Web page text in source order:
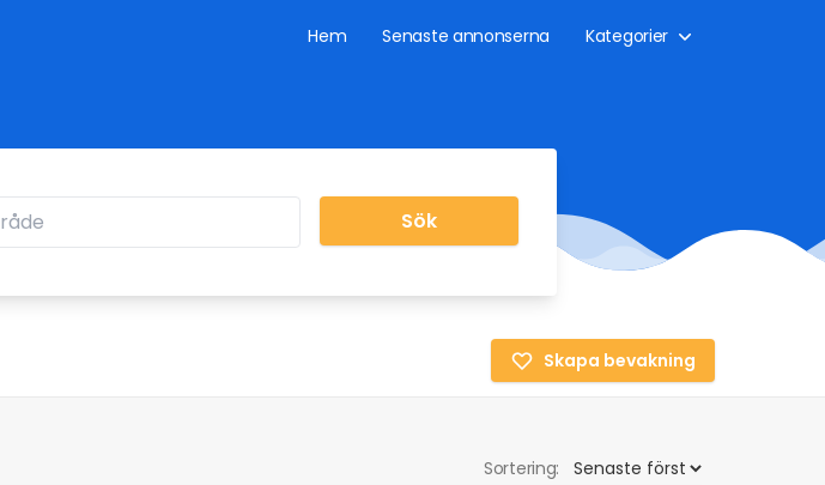
Hem Senaste annonserna Kategorier
Sök
Skapa bevakning
Sortering: